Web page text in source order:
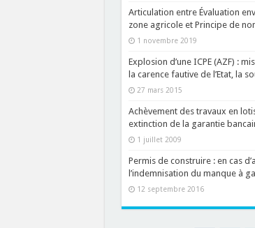
Articulation entre Évaluation
zone agricole et Principe de
1 novembre 2019
Explosion d’une ICPE (AZF) :
la carence fautive de l’Etat, la
27 mars 2015
Achèvement des travaux en
extinction de la garantie
1 juillet 2009
Permis de construire : en cas
l’indemnisation du manque à
12 septembre 2016